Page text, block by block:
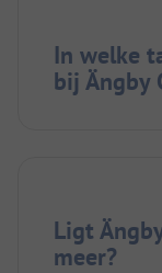
In welke
bij Ängby
Ligt
meer?